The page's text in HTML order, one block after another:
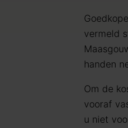
vermeld
handen
Om de
vooraf
u niet